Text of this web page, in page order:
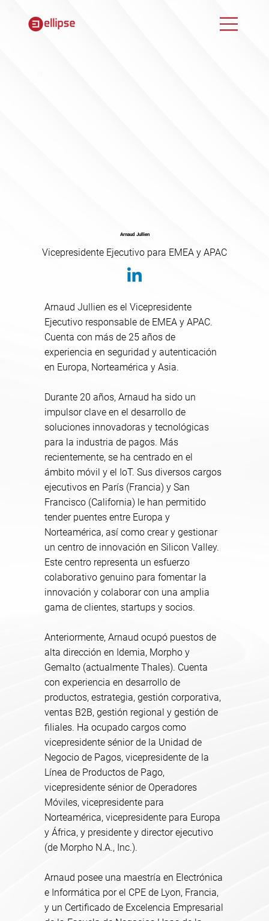
Arnaud Jullien
Vicepresidente Ejecutivo para EMEA y APAC
Arnaud Jullien es el Vicepresidente
Ejecutivo responsable de EMEA y APAC.
Cuenta con más de 25 años de
experiencia en seguridad y autenticación
en Europa, Norteamérica y Asia.
Durante 20 años, Arnaud ha sido un
impulsor clave en el desarrollo de
soluciones innovadoras y tecnológicas
para la industria de pagos. Más
recientemente, se ha centrado en el
ámbito móvil y el IoT. Sus diversos cargos
ejecutivos en París (Francia) y San
Francisco (California) le han permitido
tender puentes entre Europa y
Norteamérica, así como crear y gestionar
un centro de innovación en Silicon Valley.
Este centro representa un esfuerzo
colaborativo genuino para fomentar la
innovación y colaborar con una amplia
gama de clientes, startups y socios.
Anteriormente, Arnaud ocupó puestos de
alta dirección en Idemia, Morpho y
Gemalto (actualmente Thales). Cuenta
con experiencia en desarrollo de
productos, estrategia, gestión corporativa,
ventas B2B, gestión regional y gestión de
filiales. Ha ocupado cargos como
vicepresidente sénior de la Unidad de
Negocio de Pagos, vicepresidente de la
Línea de Productos de Pago,
vicepresidente sénior de Operadores
Móviles, vicepresidente para
Norteamérica, vicepresidente para Europa
y África, y presidente y director ejecutivo
(de Morpho N.A., Inc.).
Arnaud posee una maestría en Electrónica
e Informática por el CPE de Lyon, Francia,
y un Certificado de Excelencia Empresarial